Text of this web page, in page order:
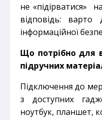
не «підірватися»
відповідь: варто
інформаційної
Що потрібно для
підручних
Підключення до
з доступних
ноутбук, планшет,